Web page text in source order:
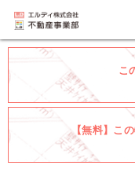
こ
【無料】こ